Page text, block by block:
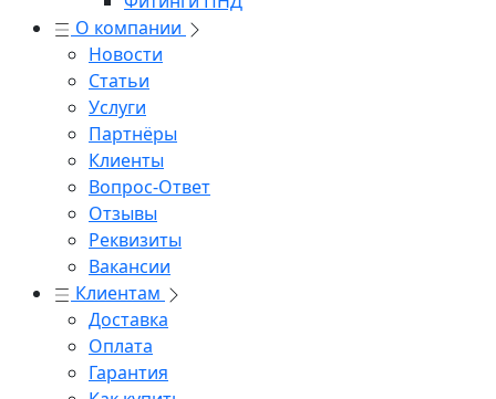
О компании
Новости
Статьи
Услуги
Партнёры
Клиенты
Вопрос-Ответ
Отзывы
Реквизиты
Вакансии
Клиентам
Доставка
Оплата
Гарантия